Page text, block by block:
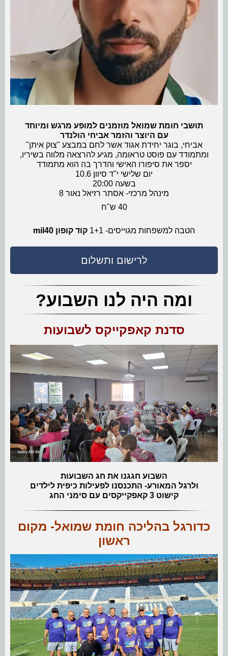
תושבי חומת שמואל מוזמנים למופע מרגש ומיוחד
עם היוצר והזמר אביחי הולנדר
אביחי, בוגר יחידת אגוד אשר לחם במבצע "צוק איתן"
ומתמודד עם פוסט טראומה, מגיע להרצאה מלווה בשיריו,
יספר את סיפורו האישי והדרך בה הוא מתמודד
יום שלישי י"ד סיוון 10.6
בשעה 20:00
מינהל מרכזי- אסתר רזיאל נאור 8
40 ש"ח
הטבה למשפחות מגוייסים- 1+1 קוד קופון mil40
לרישום ותשלום
ומה היה לנו השבוע?
סדנת קאפקייקס לשבועות
השבוע חגגנו את חג השבועות
ולרגל המאורע- התכנסנו לפעילות כיפית לילדים
קישוט 3 קאפקייקסים עם סימני החג
כדורגל בהליכה חומת שמואל- מקום
ראשון